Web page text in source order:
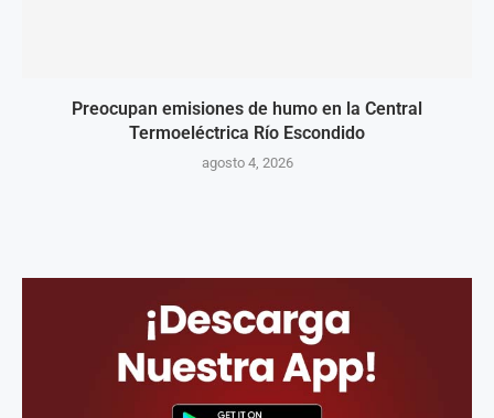
Preocupan emisiones de humo en la Central
Termoeléctrica Río Escondido
agosto 4, 2026